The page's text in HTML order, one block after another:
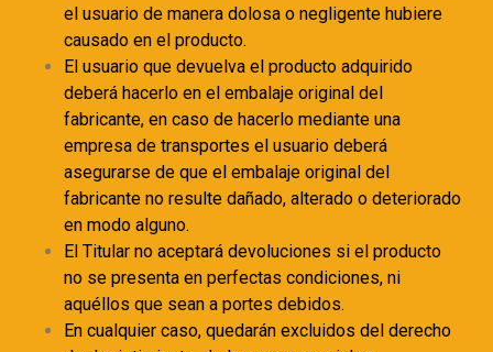
el usuario de manera dolosa o negligente hubiere
causado en el producto.
El usuario que devuelva el producto adquirido
deberá hacerlo en el embalaje original del
fabricante, en caso de hacerlo mediante una
empresa de transportes el usuario deberá
asegurarse de que el embalaje original del
fabricante no resulte dañado, alterado o deteriorado
en modo alguno.
El Titular no aceptará devoluciones si el producto
no se presenta en perfectas condiciones, ni
aquéllos que sean a portes debidos.
En cualquier caso, quedarán excluidos del derecho